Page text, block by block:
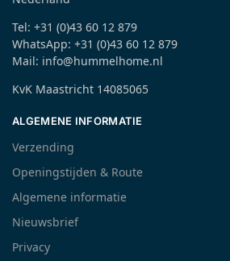
Tel: +31 (0)43 60 12 879
WhatsApp: +31 (0)43 60 12 879
Mail: info@hummelhome.nl
KvK Maastricht 14085065
ALGEMENE INFORMATIE
Verzending
Openingstijden & Route
Algemene informatie
Nieuwsbrief
Privacy